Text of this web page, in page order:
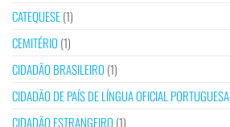
CATEQUESE(1)
CEMITÉRIO (1)
CIDADÃO BRASILEIRO (1)
CIDADÃO DE PAÍS DE LÍNGUA OFICIAL PORTUGUESA
CIDADÃO ESTRANGEIRO (1)